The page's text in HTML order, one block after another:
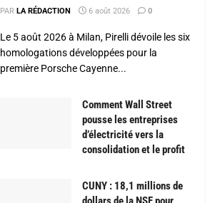
PAR LA RÉDACTION 6 août 2026 0
Le 5 août 2026 à Milan, Pirelli dévoile les six
homologations développées pour la
première Porsche Cayenne...
Comment Wall Street
pousse les entreprises
d’électricité vers la
consolidation et le profit
CUNY : 18,1 millions de